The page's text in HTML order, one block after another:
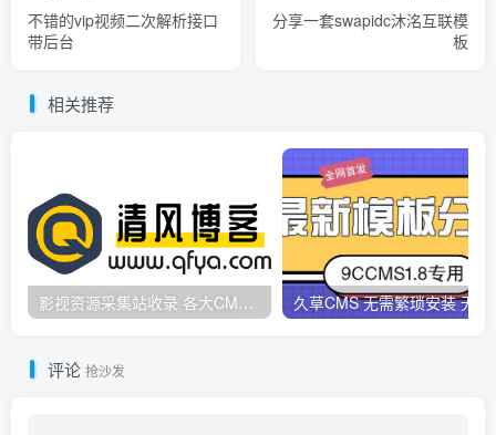
不错的vip视频二次解析接口
带后台
分享一套swapidc沐洺互联模
板
相关推荐
影视资源采集站收录 各大CMS采集资源站网址合集
评论 抢沙发